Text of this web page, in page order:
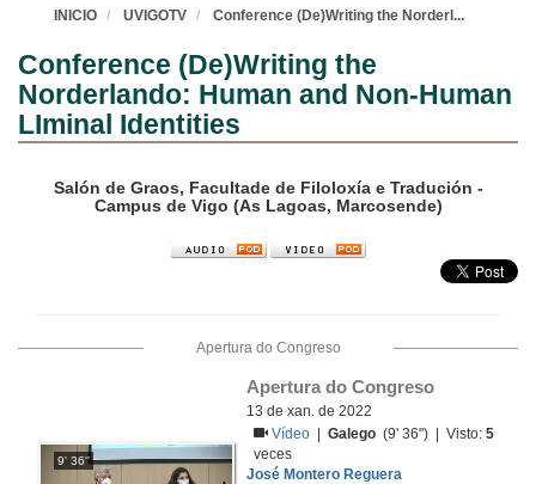
INICIO UVIGOTV Conference (De)Writing the Norderl ...
Conference (De)Writing the
Norderlando: Human and Non-Human
LIminal Identities
Salón de Graos, Facultade de Filoloxía e Tradución -
Campus de Vigo (As Lagoas, Marcosende)
Apertura do Congreso
9' 36''
Apertura do Congreso
13 de xan. de 2022
Vídeo
|Galego (9' 36'') | Visto:5
veces
José Montero Reguera